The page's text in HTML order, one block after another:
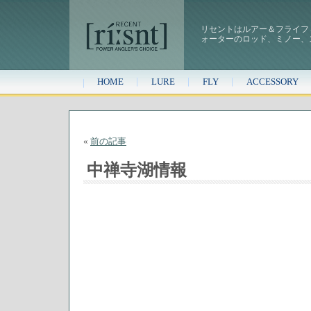
リセントはルアー＆フライ
ォーターのロッド、ミノー
HOME LURE FLY ACCESSORY
« 前の記事
中禅寺湖情報